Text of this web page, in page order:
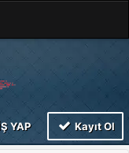
YAP Kayıt Ol